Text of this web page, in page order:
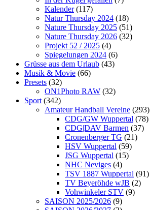
Kalender(117)
Natur Thursday 2024 (18)
Nature Thursday 2025 (51)
Nature Thursday 2026 (32)
Projekt 52 / 2025 (4)
Spiegelungen 2024 (6)
Grüsse aus dem Urlaub (43)
Musik & Movie (66)
Presets (32)
ON1Photo RAW (32)
Sport (342)
Amateur Handball Vereine (293)
CDG/GW Wuppertal (78)
CDG|DAV Barmen (37)
Cronenberger TG (21)
HSV Wuppertal (59)
JSG Wuppertal (15)
NHC Neviges (4)
TSV 1887 Wuppertal (91)
TV Beyeröhde wJB (2)
Vohwinkeler STV (9)
SAISON 2025/2026 (9)